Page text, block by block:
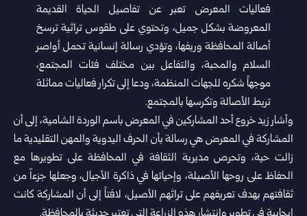
فعاليات ‏المعرض تعبر عن تفاصيل الحياة القديمة
المعروضة بشكل ‏جميل، وتحتوي على طقوس تراثية ترسخ
أصالة المحافظة ‏وريفها، وتؤدي رسالة إنسانية تحمل أواصر
السلام والمحبة، ‏والتفاعل بين مختلف فئات المجتمع،
موجهاً شكره للجهات ‏المنظمة، ودعا إلى تكرار فعاليات مماثلة
تربط الأصالة ‏وتكرسها بالمجتمع‎.‎
وأشار زيد خروع أحد المشاركين في المعرض باسم الوردة ‏الشامية، إلى أن
المشاركة في المعرض هي رسالة بأن الحرف ‏اليدوية والمهن التقليدية ما
زالت حية، وتحرص مديرية الثقافة ‏في المحافظة على تطويرها مع
الحفاظ على روحها الأصيلة، ‏وإحيائها في ذاكرة الأجيال، وجعلها جزءاً من
ثقافتهم بهدف ‏تعريفهم على تراثهم الأصيل، لافتاً إلى أن المشاركة كانت